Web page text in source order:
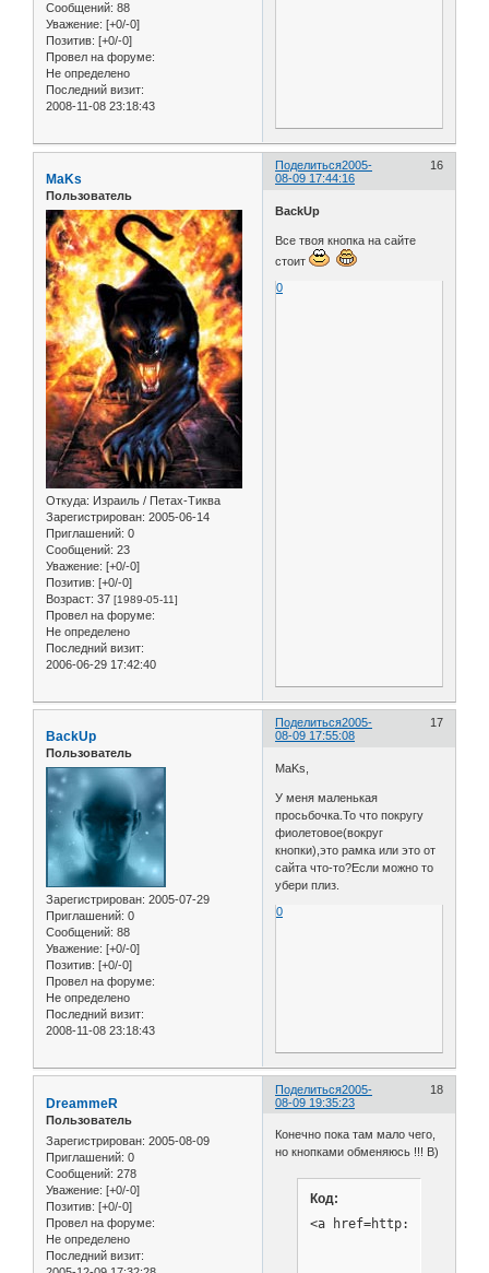
Сообщений: 88
Уважение: [+0/-0]
Позитив: [+0/-0]
Провел на форуме:
Не определено
Последний визит:
2008-11-08 23:18:43
Поделиться 16
2005-
08-09 17:44:16
MaKs
Пользователь
Откуда: Израиль / Петах-Тиква
Зарегистрирован: 2005-06-14
Приглашений: 0
Сообщений: 23
Уважение: [+0/-0]
Позитив: [+0/-0]
Возраст: 37 [1989-05-11]
Провел на форуме:
Не определено
Последний визит:
2006-06-29 17:42:40
BackUp
Все твоя кнопка на сайте
стоит
0
Поделиться 17
2005-
08-09 17:55:08
BackUp
Пользователь
Зарегистрирован: 2005-07-29
Приглашений: 0
Сообщений: 88
Уважение: [+0/-0]
Позитив: [+0/-0]
Провел на форуме:
Не определено
Последний визит:
2008-11-08 23:18:43
MaKs,
У меня маленькая
просьбочка.То что покругу
фиолетовое(вокруг
кнопки),это рамка или это от
сайта что-то?Если можно то
убери плиз.
0
Поделиться 18
2005-
08-09 19:35:23
DreammeR
Пользователь
Зарегистрирован: 2005-08-09
Приглашений: 0
Сообщений: 278
Уважение: [+0/-0]
Позитив: [+0/-0]
Провел на форуме:
Не определено
Последний визит:
Конечно пока там мало чего,
но кнопками обменяюсь !!! B)
Код:
<a href=http://gta-